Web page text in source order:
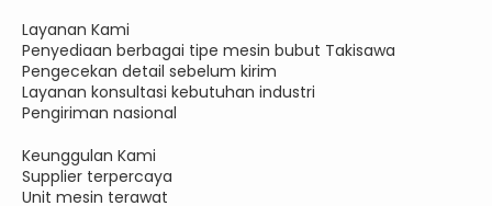
Layanan Kami
Penyediaan berbagai tipe mesin bubut Takisawa
Pengecekan detail sebelum kirim
Layanan konsultasi kebutuhan industri
Pengiriman nasional
Keunggulan Kami
Supplier terpercaya
Unit mesin terawat